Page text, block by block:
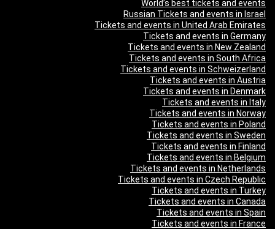
World’s best tickets and events
Russian Tickets and events in Israel
Tickets and events in United Arab Emirates
Tickets and events in Germany
Tickets and events in New Zealand
Tickets and events in South Africa
Tickets and events in Schweizerland
Tickets and events in Austria
Tickets and events in Denmark
Tickets and events in Italy
Tickets and events in Norway
Tickets and events in Poland
Tickets and events in Sweden
Tickets and events in Finland
Tickets and events in Belgium
Tickets and events in Netherlands
Tickets and events in Czech Republic
Tickets and events in Turkey
Tickets and events in Canada
Tickets and events in Spain
Tickets and events in France